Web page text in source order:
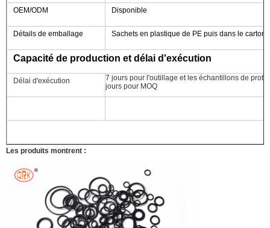
OEM/ODM
Disponible
Détails de emballage Sachets en plastique de PE puis dans le
Capacité de production et délai d'exécution
Délai d'exécution
7 jours pour l'outillage et les échantillons de
jours pour MOQ
Les produits montrent :